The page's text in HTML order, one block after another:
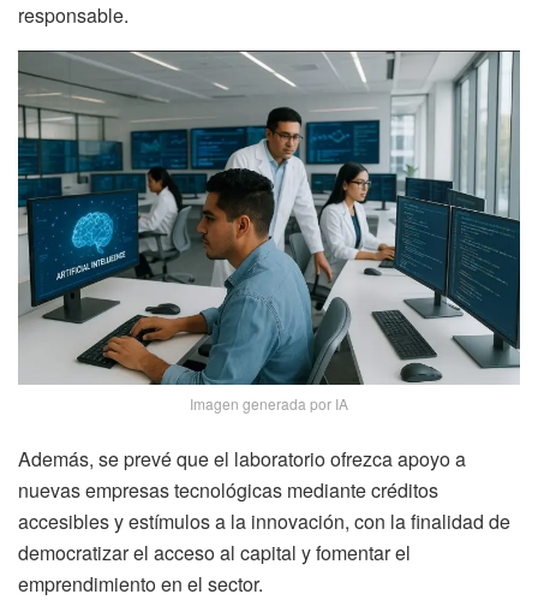
responsable.
Imagen generada por IA
Además, se prevé que el laboratorio ofrezca apoyo a
nuevas empresas tecnológicas mediante créditos
accesibles y estímulos a la innovación, con la finalidad de
democratizar el acceso al capital y fomentar el
emprendimiento en el sector.